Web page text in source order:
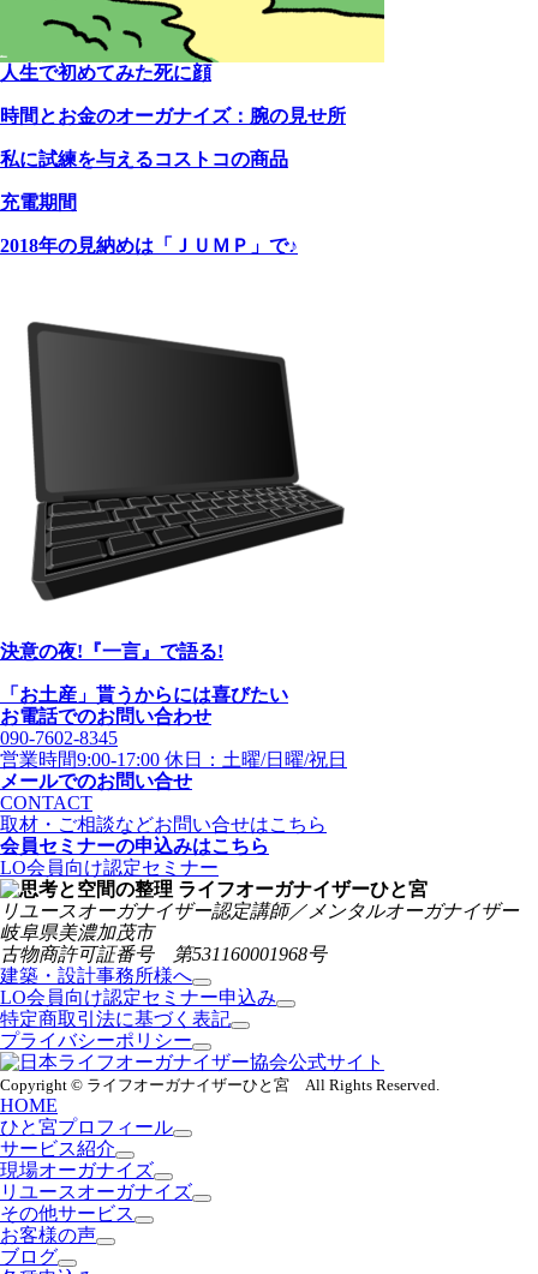
人生で初めてみた死に顔
時間とお金のオーガナイズ：腕の見せ所
私に試練を与えるコストコの商品
充電期間
2018年の見納めは「ＪＵＭＰ」で♪
決意の夜!『一言』で語る!
「お土産」貰うからには喜びたい
お電話でのお問い合わせ
090-7602-8345
営業時間9:00-17:00 休日：土曜/日曜/祝日
メールでのお問い合せ
CONTACT
取材・ご相談などお問い合せはこちら
会員セミナーの申込みはこちら
LO会員向け認定セミナー
リユースオーガナイザー認定講師／メンタルオーガナイザー
岐阜県美濃加茂市
古物商許可証番号 第531160001968号
建築・設計事務所様へ
LO会員向け認定セミナー申込み
特定商取引法に基づく表記
プライバシーポリシー
Copyright © ライフオーガナイザーひと宮 All Rights Reserved.
HOME
ひと宮プロフィール
サービス紹介
現場オーガナイズ
リユースオーガナイズ
その他サービス
お客様の声
ブログ